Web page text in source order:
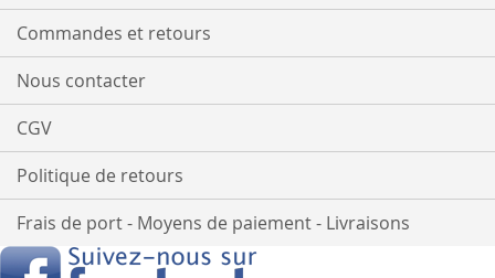
Commandes et retours
Nous contacter
CGV
Politique de retours
Frais de port - Moyens de paiement - Livraisons